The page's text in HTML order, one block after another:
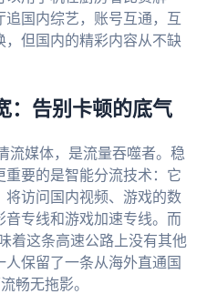
国内综艺，账号互通，互
但国内的精彩内容从不缺
：告别卡顿的底气
流媒体，是流量吞噬者。稳
要的是智能分流技术：它
将访问国内视频、游戏的数
专线和游戏加速专线。而
着这条高速公路上没有其他
保留了一条从海外直通国
畅无拖影。